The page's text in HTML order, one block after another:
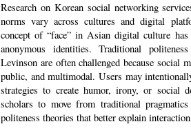
Research on Korean social networking
norms vary across cultures and digital
concept of “face” in Asian digital culture
anonymous identities. Traditional
Levinson are often challenged because social
public, and multimodal. Users may
strategies to create humor, irony, or social
scholars to move from traditional
politeness theories that better explain